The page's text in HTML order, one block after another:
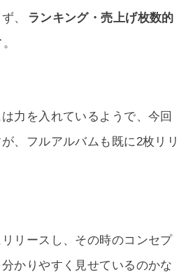
、
ランキング・売上げ枚数的
。
力を入れているようで、今回
、フルアルバムも既に2枚リリ
リースし、その時のコンセプ
かりやすく見せているのかな